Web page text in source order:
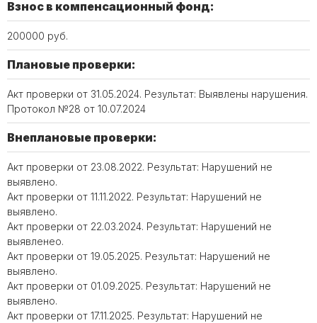
Взнос в компенсационный фонд:
200000 руб.
Плановые проверки:
Акт проверки от 31.05.2024. Результат: Выявлены нарушения.
Протокол №28 от 10.07.2024
Внеплановые проверки:
Акт проверки от 23.08.2022. Результат: Нарушений не
выявлено.
Акт проверки от 11.11.2022. Результат: Нарушений не
выявлено.
Акт проверки от 22.03.2024. Результат: Нарушений не
выявленео.
Акт проверки от 19.05.2025. Результат: Нарушений не
выявлено.
Акт проверки от 01.09.2025. Результат: Нарушений не
выявлено.
Акт проверки от 17.11.2025. Результат: Нарушений не